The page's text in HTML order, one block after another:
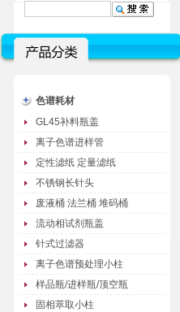
色谱耗材
GL45补料瓶盖
离子色谱进样管
定性滤纸 定量滤纸
不锈钢长针头
废液桶 法兰桶 堆码桶
流动相试剂瓶盖
针式过滤器
离子色谱预处理小柱
样品瓶/进样瓶/顶空瓶
固相萃取小柱